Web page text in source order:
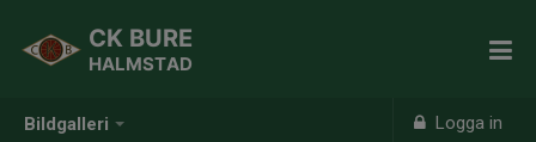
Bildgalleri Logga in
CK BURE
HALMSTAD